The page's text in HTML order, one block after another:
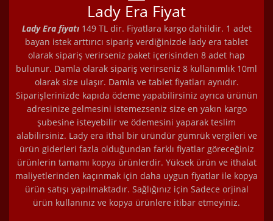
Lady Era Fiyat
Lady Era fiyatı149 TL dir. Fiyatlara kargo dahildir. 1 adet
bayan istek arttırıcı sipariş verdiğinizde lady era tablet
olarak sipariş verirseniz paket içerisinden 8 adet hap
bulunur. Damla olarak sipariş verirseniz 8 kullanımlık 10ml
olarak size ulaşır. Damla ve tablet fiyatları aynıdır.
Siparişlerinizde kapıda ödeme yapabilirsiniz ayrıca ürünün
adresinize gelmesini istemezseniz size en yakın kargo
şubesine isteyebilir ve ödemesini yaparak teslim
alabilirsiniz. Lady era ithal bir üründür gümrük vergileri ve
ürün giderleri fazla olduğundan farklı fiyatlar göreceğiniz
ürünlerin tamamı kopya ürünlerdir. Yüksek ürün ve ithalat
maliyetlerinden kaçınmak için daha uygun fiyatlar ile kopya
ürün satışı yapılmaktadır. Sağlığınız için Sadece orjinal
ürün kullanınız ve kopya ürünlere itibar etmeyiniz.